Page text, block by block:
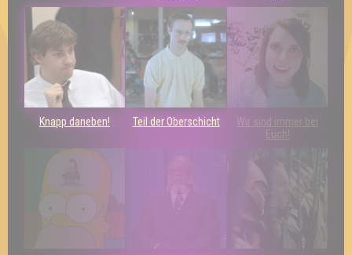
Knapp daneben! Teil der Oberschicht
Wir sind immer bei
Euch!